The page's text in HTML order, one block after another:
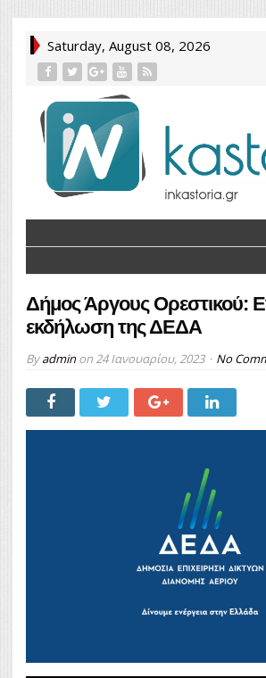
Saturday, August 08, 2026
Δήμος Άργους Ορεστικού:
εκδήλωση της ΔΕΔΑ
Byadminon 24 Ιανουαρίου, 2023 No